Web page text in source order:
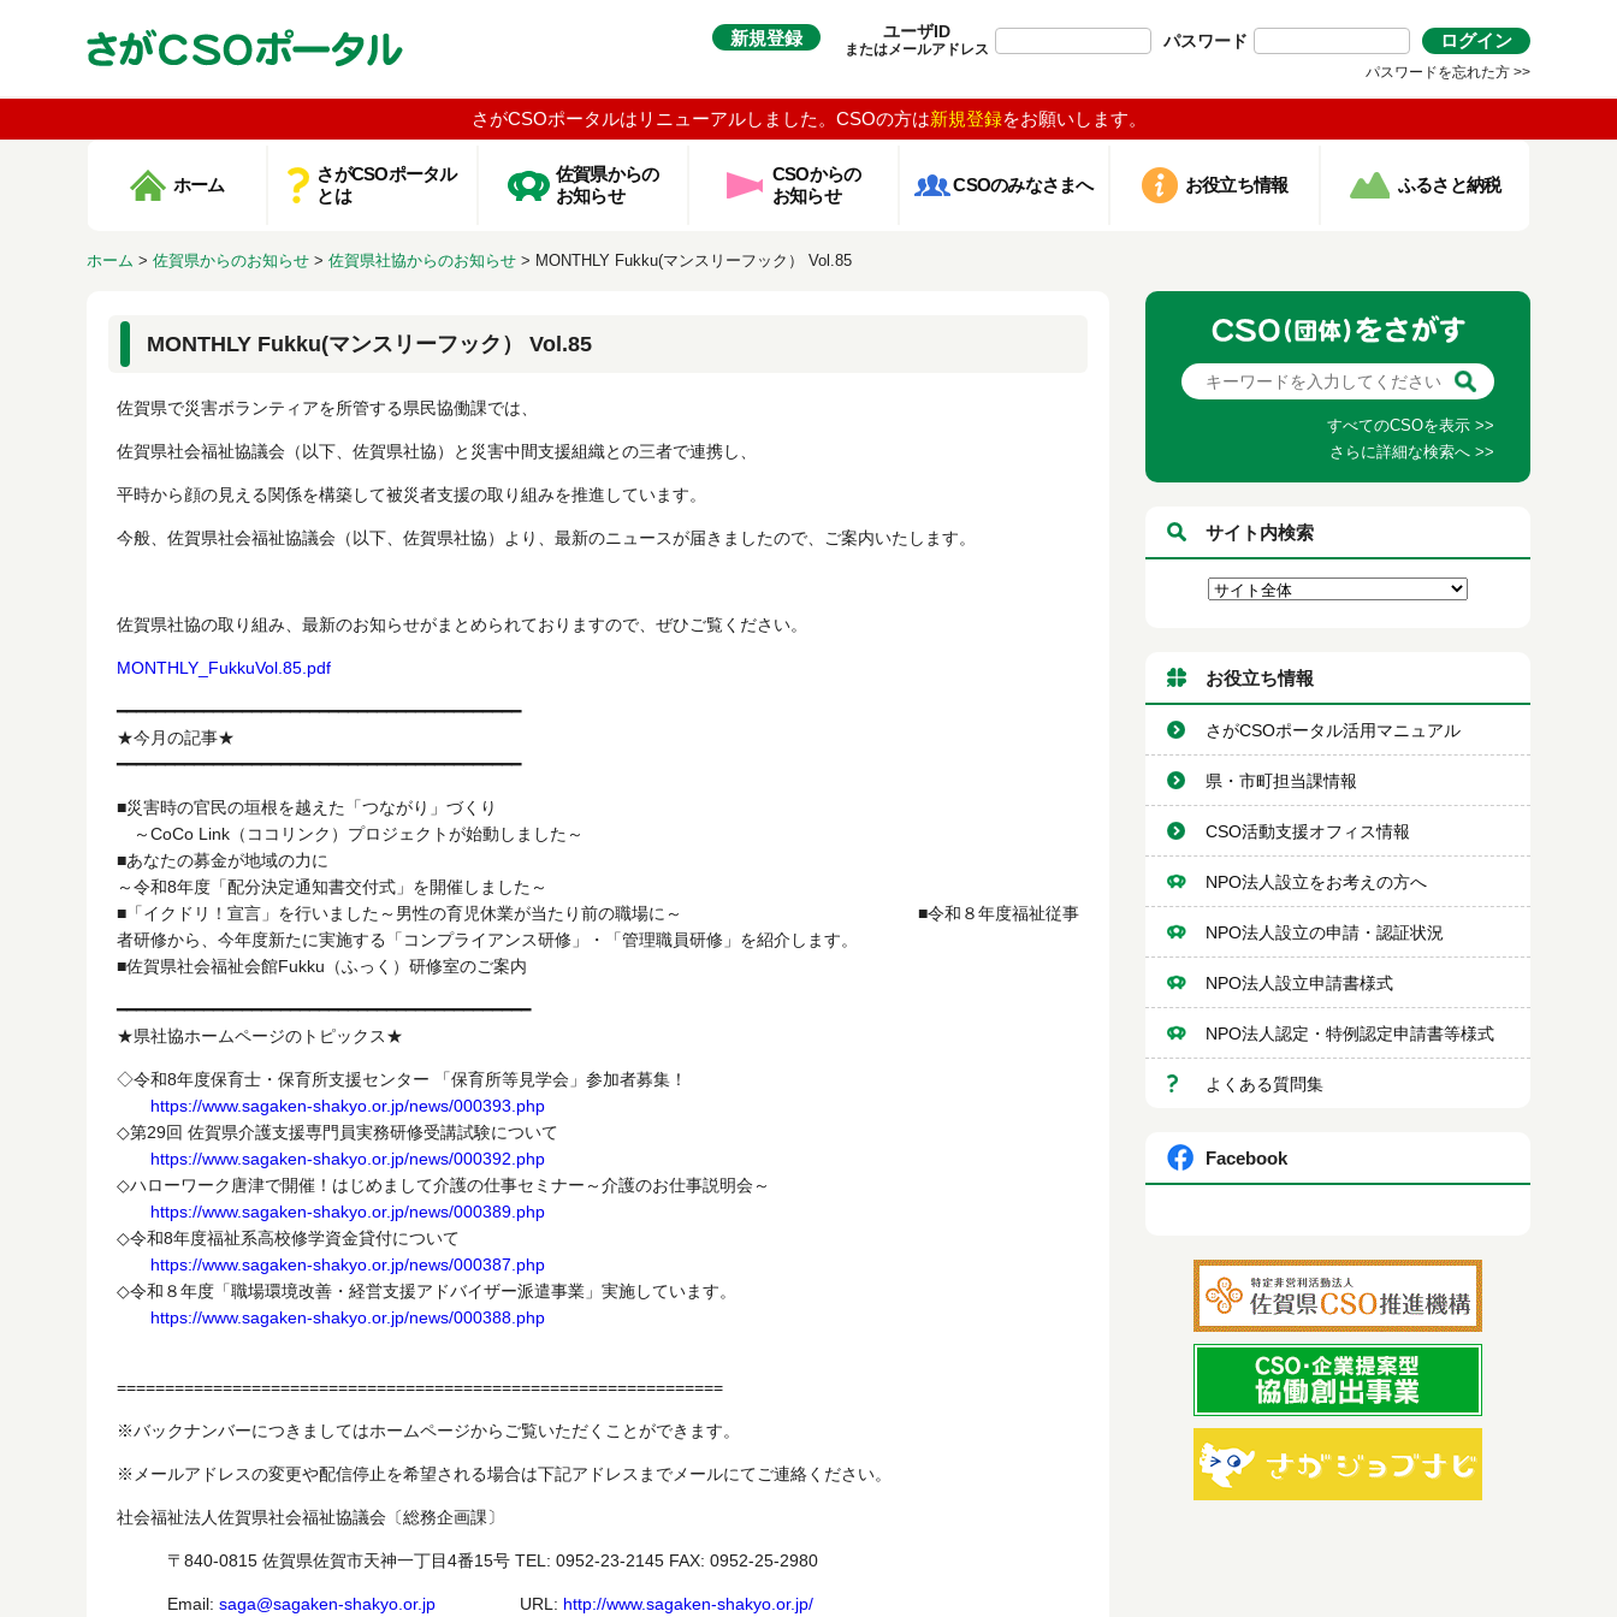
新規登録 ユーザID
またはメールアドレス パスワード ログイン
パスワードを忘れた方 >>
さがCSOポータルはリニューアルしました。CSOの方は新規登録をお願いします。
ホーム
さがCSOポータル
とは
佐賀県からの
お知らせ
CSOからの
お知らせ
CSOのみなさまへ お役立ち情報 ふるさと納税
ホーム > 佐賀県からのお知らせ > 佐賀県社協からのお知らせ > MONTHLY Fukku(マンスリーフック） Vol.85
MONTHLY Fukku(マンスリーフック） Vol.85
佐賀県で災害ボランティアを所管する県民協働課では、
佐賀県社会福祉協議会（以下、佐賀県社協）と災害中間支援組織との三者で連携し、
平時から顔の見える関係を構築して被災者支援の取り組みを推進しています。
今般、佐賀県社会福祉協議会（以下、佐賀県社協）より、最新のニュースが届きましたので、ご案内いたします。
佐賀県社協の取り組み、最新のお知らせがまとめられておりますので、ぜひご覧ください。
MONTHLY_FukkuVol.85.pdf
━━━━━━━━━━━━━━━━━━━━━━━━━━━━━━━━━━━━━━━━━━
★今月の記事★
━━━━━━━━━━━━━━━━━━━━━━━━━━━━━━━━━━━━━━━━━━
■災害時の官民の垣根を越えた「つながり」づくり
～CoCo Link（ココリンク）プロジェクトが始動しました～
■あなたの募金が地域の力に
～令和8年度「配分決定通知書交付式」を開催しました～
■「イクドリ！宣言」を行いました～男性の育児休業が当たり前の職場に～ ■令和８年度福祉従事
者研修から、今年度新たに実施する「コンプライアンス研修」・「管理職員研修」を紹介します。
■佐賀県社会福祉会館Fukku（ふっく）研修室のご案内
━━━━━━━━━━━━━━━━━━━━━━━━━━━━━━━━━━━━━━━━━━━
★県社協ホームページのトピックス★
◇令和8年度保育士・保育所支援センター 「保育所等見学会」参加者募集！
https://www.sagaken-shakyo.or.jp/news/000393.php
◇第29回 佐賀県介護支援専門員実務研修受講試験について
https://www.sagaken-shakyo.or.jp/news/000392.php
◇ハローワーク唐津で開催！はじめまして介護の仕事セミナー～介護のお仕事説明会～
https://www.sagaken-shakyo.or.jp/news/000389.php
◇令和8年度福祉系高校修学資金貸付について
https://www.sagaken-shakyo.or.jp/news/000387.php
◇令和８年度「職場環境改善・経営支援アドバイザー派遣事業」実施しています。
https://www.sagaken-shakyo.or.jp/news/000388.php
===============================================================
※バックナンバーにつきましてはホームページからご覧いただくことができます。
※メールアドレスの変更や配信停止を希望される場合は下記アドレスまでメールにてご連絡ください。
社会福祉法人佐賀県社会福祉協議会〔総務企画課〕
〒840-0815 佐賀県佐賀市天神一丁目4番15号 TEL: 0952-23-2145 FAX: 0952-25-2980
Email: saga@sagaken-shakyo.or.jp URL: http://www.sagaken-shakyo.or.jp/
すべてのCSOを表示 >>
さらに詳細な検索へ >>
サイト内検索
お役立ち情報
さがCSOポータル活用マニュアル
県・市町担当課情報
CSO活動支援オフィス情報
NPO法人設立をお考えの方へ
NPO法人設立の申請・認証状況
NPO法人設立申請書様式
NPO法人認定・特例認定申請書等様式
よくある質問集
Facebook